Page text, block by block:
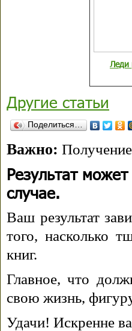
Леди
Другие статьи
Поделиться…
Важно:
Результат
случае.
Ваш результат
того, насколько
книг.
Главное, что
свою жизнь,
Удачи! Искренне